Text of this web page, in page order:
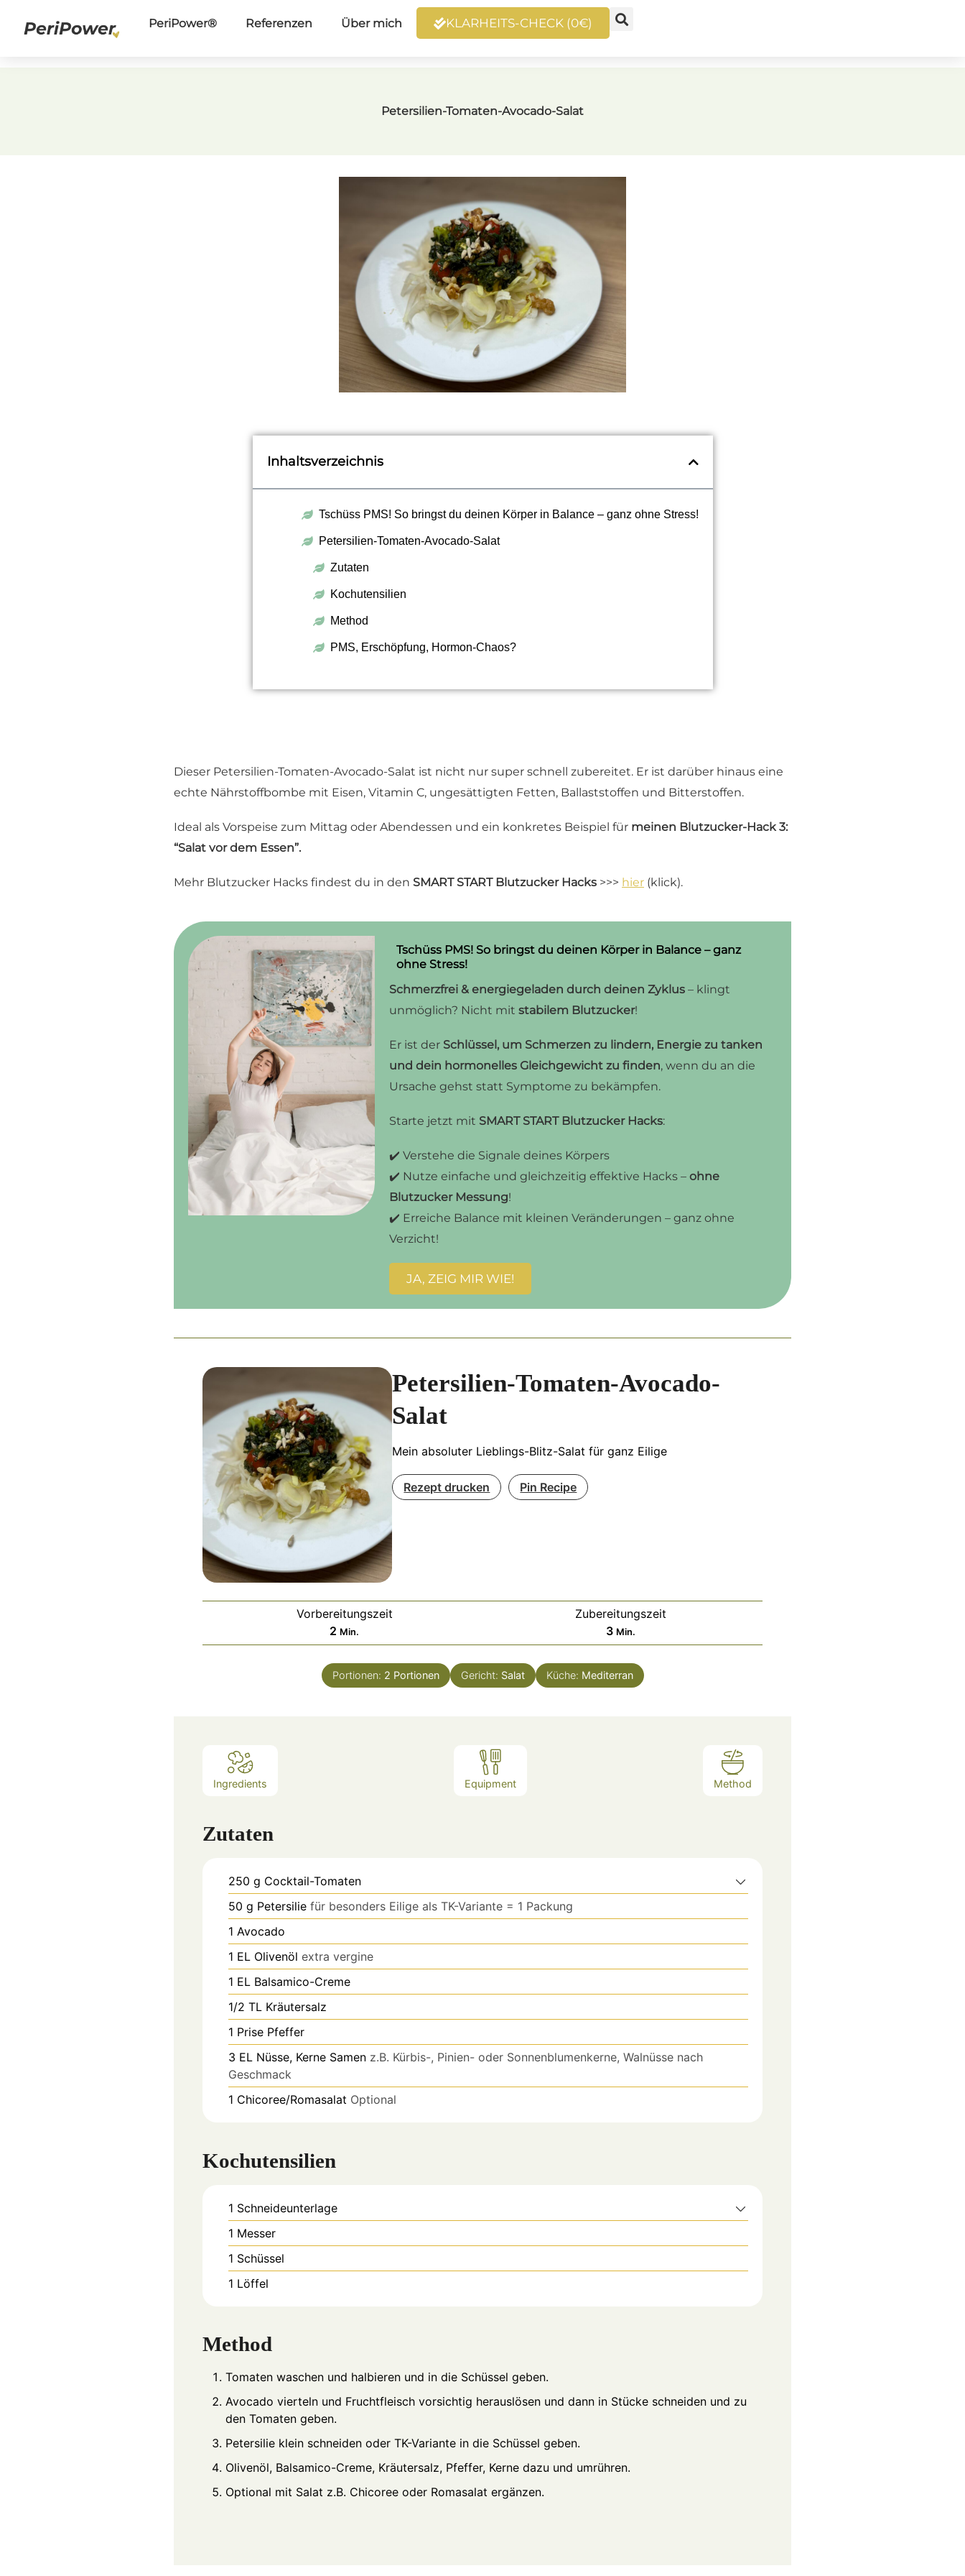
Inhalt
PeriPower® Referenzen Über mich KLARHEITS-CHECK (0€)
Petersilien-Tomaten-Avocado-Salat
Inhaltsverzeichnis
Tschüss PMS! So bringst du deinen Körper in Balance – ganz ohne Stress!
Petersilien-Tomaten-Avocado-Salat
Zutaten
Kochutensilien
Method
PMS, Erschöpfung, Hormon-Chaos?
Dieser Petersilien-Tomaten-Avocado-Salat ist nicht nur super schnell zubereitet. Er ist darüber hinaus eine
echte Nährstoffbombe mit Eisen, Vitamin C, ungesättigten Fetten, Ballaststoffen und Bitterstoffen.
Ideal als Vorspeise zum Mittag oder Abendessen und ein konkretes Beispiel für meinen Blutzucker-Hack 3:
“Salat vor dem Essen”.
Mehr Blutzucker Hacks findest du in den SMART START Blutzucker Hacks >>> hier (klick).
Tschüss PMS! So bringst du deinen Körper in Balance – ganz
ohne Stress!
Schmerzfrei & energiegeladen durch deinen Zyklus– klingt
unmöglich? Nicht mit stabilem Blutzucker!
Er ist der Schlüssel, um Schmerzen zu lindern, Energie zu tanken
und dein hormonelles Gleichgewicht zu finden, wenn du an die
Ursache gehst statt Symptome zu bekämpfen.
Starte jetzt mit SMART START Blutzucker Hacks:
✔️ Verstehe die Signale deines Körpers
✔️ Nutze einfache und gleichzeitig effektive Hacks – ohne
Blutzucker Messung!
✔️ Erreiche Balance mit kleinen Veränderungen – ganz ohne
Verzicht!
JA, ZEIG MIR WIE!
Petersilien-Tomaten-Avocado-
Salat
Mein absoluter Lieblings-Blitz-Salat für ganz Eilige
Rezept drucken Pin Recipe
Vorbereitungszeit
2 Min.
Zubereitungszeit
3 Min.
Portionen: 2 Portionen Gericht: Salat Küche: Mediterran
Ingredients Equipment Method
Zutaten
250 g Cocktail-Tomaten
50 g Petersilie für besonders Eilige als TK-Variante = 1 Packung
1 Avocado
1 EL Olivenöl extra vergine
1 EL Balsamico-Creme
1/2 TL Kräutersalz
1 Prise Pfeffer
3 EL Nüsse, Kerne Samen z.B. Kürbis-, Pinien- oder Sonnenblumenkerne, Walnüsse nach
Geschmack
1 Chicoree/Romasalat Optional
Kochutensilien
1 Schneideunterlage
1 Messer
1 Schüssel
1 Löffel
Method
Tomaten waschen und halbieren und in die Schüssel geben.
Avocado vierteln und Fruchtfleisch vorsichtig herauslösen und dann in Stücke schneiden und zu
den Tomaten geben.
Petersilie klein schneiden oder TK-Variante in die Schüssel geben.
Olivenöl, Balsamico-Creme, Kräutersalz, Pfeffer, Kerne dazu und umrühren.
Optional mit Salat z.B. Chicoree oder Romasalat ergänzen.